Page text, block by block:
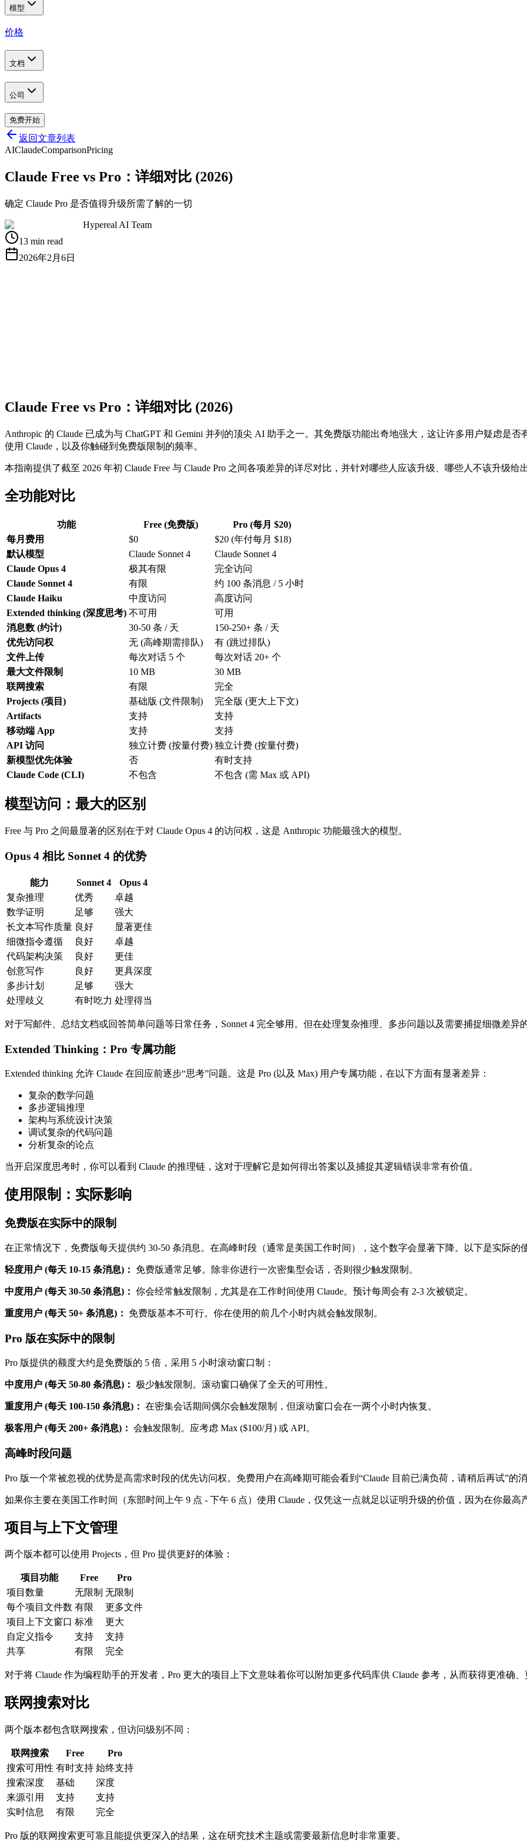
模型
价格
文档
公司
免费开始
返回文章列表
AIClaudeComparisonPricing
Claude Free vs Pro：详细对比 (2026)
确定 Claude Pro 是否值得升级所需了解的一切
Hypereal AI Team
13 min read
2026年2月6日
Claude Free vs Pro：详细对比 (2026)
Anthropic 的 Claude 已成为与 ChatGPT 和 Gemini 并列的顶尖 AI 助手之一。其免费版功能出奇地强大，这让许多用户疑虑是
使用 Claude，以及你触碰到免费版限制的频率。
本指南提供了截至 2026 年初 Claude Free 与 Claude Pro 之间各项差异的详尽对比，并针对哪些人应该升级、哪些人不该升级给
全功能对比
功能 Free (免费版)
Pro (每月 $20)
每月费用
$0
$20 (年付每月 $18)
默认模型
Claude Sonnet 4
Claude Sonnet 4
Claude Opus 4
极其有限
完全访问
Claude Sonnet 4
有限
约 100 条消息 / 5 小时
Claude Haiku
中度访问
高度访问
Extended thinking (深度思考) 不可用
可用
消息数 (约计)
30-50 条 / 天
150-250+ 条 / 天
优先访问权
无 (高峰期需排队)
有 (跳过排队)
文件上传
每次对话 5 个
每次对话 20+ 个
最大文件限制
10 MB
30 MB
联网搜索
有限
完全
Projects (项目)
基础版 (文件限制)
完全版 (更大上下文)
Artifacts
支持
支持
移动端 App
支持
支持
API 访问
独立计费 (按量付费) 独立计费 (按量付费)
新模型优先体验
否
有时支持
Claude Code (CLI)
不包含 不包含 (需 Max 或 API)
模型访问：最大的区别
Free 与 Pro 之间最显著的区别在于对 Claude Opus 4 的访问权，这是 Anthropic 功能最强大的模型。
Opus 4 相比 Sonnet 4 的优势
能力 Sonnet 4
Opus 4
复杂推理
优秀
卓越
数学证明
足够
强大
长文本写作质量 良好
显著更佳
细微指令遵循
良好
卓越
代码架构决策
良好
更佳
创意写作
良好
更具深度
多步计划
足够
强大
处理歧义
有时吃力 处理得当
对于写邮件、总结文档或回答简单问题等日常任务，Sonnet 4 完全够用。但在处理复杂推理、多步问题以及需要捕捉细微差异
Extended Thinking：Pro 专属功能
Extended thinking 允许 Claude 在回应前逐步“思考”问题。这是 Pro (以及 Max) 用户专属功能，在以下方面有显著差异：
复杂的数学问题
多步逻辑推理
架构与系统设计决策
调试复杂的代码问题
分析复杂的论点
当开启深度思考时，你可以看到 Claude 的推理链，这对于理解它是如何得出答案以及捕捉其逻辑错误非常有价值。
使用限制：实际影响
免费版在实际中的限制
在正常情况下，免费版每天提供约 30-50 条消息。在高峰时段（通常是美国工作时间），这个数字会显著下降。以下是实际的
轻度用户 (每天 10-15 条消息)： 免费版通常足够。除非你进行一次密集型会话，否则很少触发限制。
中度用户 (每天 30-50 条消息)： 你会经常触发限制，尤其是在工作时间使用 Claude。预计每周会有 2-3 次被锁定。
重度用户 (每天 50+ 条消息)： 免费版基本不可行。你在使用的前几个小时内就会触发限制。
Pro 版在实际中的限制
Pro 版提供的额度大约是免费版的 5 倍，采用 5 小时滚动窗口制：
中度用户 (每天 50-80 条消息)： 极少触发限制。滚动窗口确保了全天的可用性。
重度用户 (每天 100-150 条消息)： 在密集会话期间偶尔会触发限制，但滚动窗口会在一两个小时内恢复。
极客用户 (每天 200+ 条消息)： 会触发限制。应考虑 Max ($100/月) 或 API。
高峰时段问题
Pro 版一个常被忽视的优势是高需求时段的优先访问权。免费用户在高峰期可能会看到“Claude 目前已满负荷，请稍后再试”的
如果你主要在美国工作时间（东部时间上午 9 点 - 下午 6 点）使用 Claude，仅凭这一点就足以证明升级的价值，因为在你最高
项目与上下文管理
两个版本都可以使用 Projects，但 Pro 提供更好的体验：
项目功能 Free
Pro
项目数量
无限制 无限制
每个项目文件数 有限
更多文件
项目上下文窗口 标准
更大
自定义指令
支持
支持
共享
有限 完全
对于将 Claude 作为编程助手的开发者，Pro 更大的项目上下文意味着你可以附加更多代码库供 Claude 参考，从而获得更准确、
联网搜索对比
两个版本都包含联网搜索，但访问级别不同：
联网搜索 Free
Pro
搜索可用性 有时支持 始终支持
搜索深度
基础
深度
来源引用
支持
支持
实时信息
有限 完全
Pro 版的联网搜索更可靠且能提供更深入的结果，这在研究技术主题或需要最新信息时非常重要。